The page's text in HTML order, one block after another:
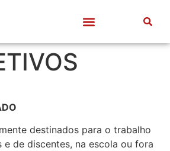
destinados para o trabalho
de discentes, na escola ou fora